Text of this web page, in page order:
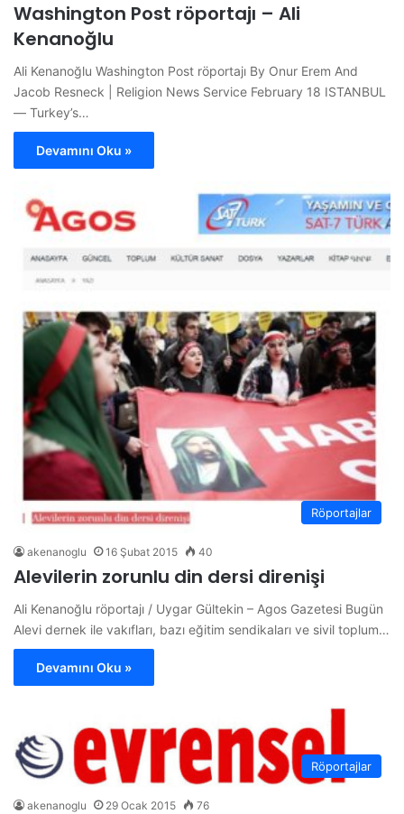
Washington Post röportajı – Ali
Kenanoğlu
Ali Kenanoğlu Washington Post röportajı By Onur Erem And
Jacob Resneck | Religion News Service February 18 ISTANBUL
— Turkey’s…
Devamını Oku »
Röportajlar
akenanoglu 16 Şubat 2015 40
Alevilerin zorunlu din dersi direnişi
Ali Kenanoğlu röportajı / Uygar Gültekin – Agos Gazetesi Bugün
Alevi dernek ile vakıfları, bazı eğitim sendikaları ve sivil toplum…
Devamını Oku »
Röportajlar
akenanoglu 29 Ocak 2015 76